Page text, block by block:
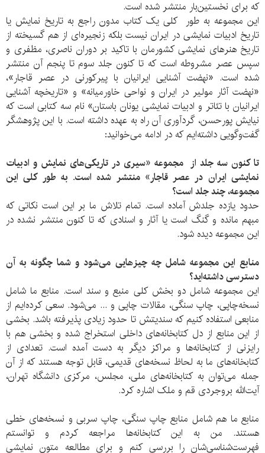
که برای نخستین‌بار منتشر شده است.
این مجموعه به طور کلی یک کتاب مدون راجع به تاریخ نمایش یا
تاریخ ادبیات نمایشی در ایران نیست بلکه زنجیره‌ای از هم گسیخته از
تاریخ هنرهای نمایشی کشورمان با تاکید بر دوران ناصری، مظفری و
سپس عصر مشروطه است که تا کنون جلد سوم تا پنجم آن منتشر
شده است. «نهضت آشنایی ایرانیان با پیرکورنی در عصر قاجار»،
«نهضت آثار مولیر در ایران و نواحی خاورمیانه» و «تاریخچه آشنایی
ایرانیان با تئاتر و ادبیات نمایشی یونان باستان» نام سه کتابی است که
نیایش پورحسن، گردآوری آن راه به عهده داشته است. با این پژوهشگر
گفت‌وگویی داشته‌ایم که در ادامه می‌خوانید:
تا کنون سه جلد از مجموعه «سیری در تاریکی‌های نمایش و ادبیات
نمایشی ایران در عصر قاجار» منتشر شده است. به طور کلی این
مجموعه، چند جلد است؟
حدود یازده جلدش آماده است. تمام تلاش ما بر این است نکاتی که
مبهم مانده و گنگ است یا آثار و اسنادی که تا کنون منتشر نشده در
این مجموعه دیده شود.
منابع این مجموعه شامل چه چیزهایی می‌شود و شما چگونه به آن
دسترسی داشته‌اید؟
این مجموعه شامل دو بخش کلی منبع و سند است. منابع ما شامل
نسخه‌چاپی، چاپ سنگی، مقالات چاپی و ... می‌شود. سعی کرده‌ایم از
منابعی استفاده کنیم که سندیتش تا حدود زیادی پذیرفته باشد. بخشی
از این منابع از دل کتابخانه‌های داخلی استخراج شده و بخشی هم با
رایزنی‌ از کتابخانه‌ها و مراکز دیگر به دست آمده است. تعدادی از
کتابخانه‌های ما به لحاظ نسخه‌های قدیمی، قابل توجه هستند که از آن
جمله می‌توان به کتابخانه‌های ملی، مجلس، مرکزی دانشگاه تهران،
آیت‌الله بروجردی قم و ملک اشاره کرد.
منابع ما هم شامل منابع چاپ سنگی، چاپ سربی و نسخه‌های خطی
هستند. من به این کتابخانه‌ها مراجعه کردم و توانستم
فهرست‌شناسی‌شان را بررسی کنم و برای مطالعه متون نمایشی